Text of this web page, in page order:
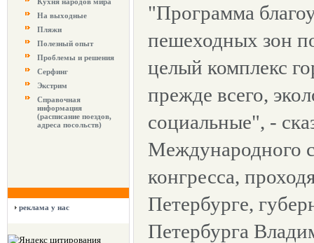
На выходные
Пляжи
Полезный опыт
Проблемы и решения
Серфинг
Экстрим
Справочная
информация
(расписание поездов,
адреса посольств)
реклама у нас
"Программа
пешеходных зон
целый комплекс
прежде всего,
социальные", -
Международного
конгресса,
Петербурге,
Петербурга